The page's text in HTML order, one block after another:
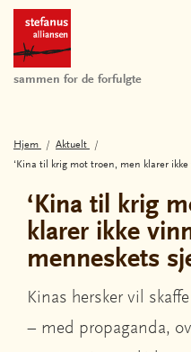
sammen for de forfulgte
Hjem
Aktuelt
‘Kina til krig mot troen, men klarer ikke
‘Kina til krig
klarer ikke
menneskets
Kinas hersker vil
– med propaganda,